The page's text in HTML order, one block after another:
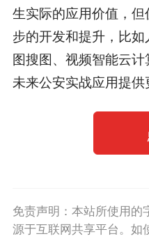
生实际的应用价值，
步的开发和提升，比
图搜图、视频智能云
未来公安实战应用提供
免责声明：本站所使用的
源于互联网共享平台。如